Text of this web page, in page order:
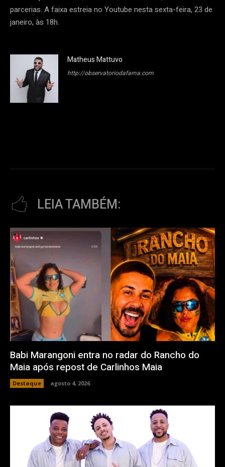
parcerias. A faixa estreia no Youtube nesta sexta-feira, 23 de
janeiro, às 18h.
Matheus Mattuvo
http://observatoriodafama.com
LEIA TAMBÉM:
Babi Marangoni entra no radar do Rancho do
Maia após repost de Carlinhos Maia
Destaque agosto 4, 2026